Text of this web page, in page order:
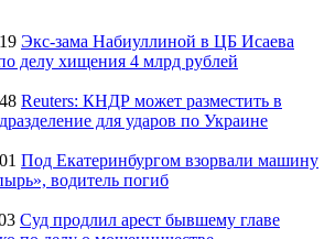
Экс-зама Набиуллиной в ЦБ Исаева
делу хищения 4 млрд рублей
Reuters: КНДР может разместить в
для ударов по Украине
Под Екатеринбургом взорвали машину
водитель погиб
Суд продлил арест бывшему главе